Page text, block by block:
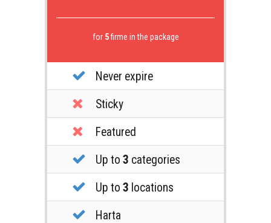
for 5firme in the package
Never expire
Sticky
Featured
Up to 3 categories
Up to 3 locations
Harta